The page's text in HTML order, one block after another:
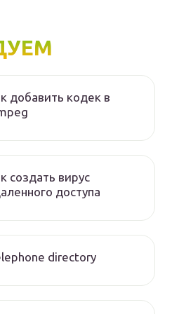
добавить кодек в
создать вирус
доступа
directory